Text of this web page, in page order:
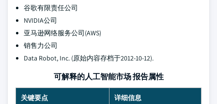
谷歌有限责任公司
NVIDIA公司
亚马逊网络服务公司(AWS)
销售力公司
Data Robot, Inc. (原始内容存档于2012-10-12).
可解释的人工智能市场 报告属性
关键要点 详细信息